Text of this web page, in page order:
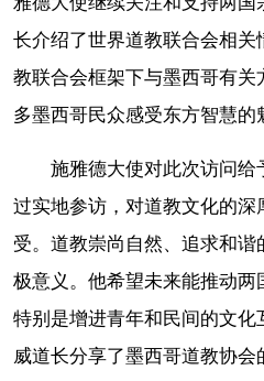
长介绍了世界道教联合会相关
教联合会框架下与墨西哥有关
多墨西哥民众感受东方智慧的
施雅德大使对此次访问给
过实地参访，对道教文化的
受。道教崇尚自然、追求和
极意义。他希望未来能推动两
特别是增进青年和民间的文
威道长分享了墨西哥道教协